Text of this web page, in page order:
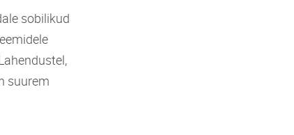
sobilikud
suurem